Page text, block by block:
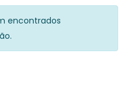
encontrados